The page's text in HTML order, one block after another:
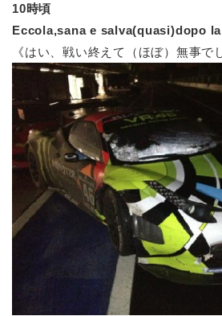
10時頃
Eccola,sana e salva(quasi)dopo
《はい、戦い終えて（ほぼ）無事で